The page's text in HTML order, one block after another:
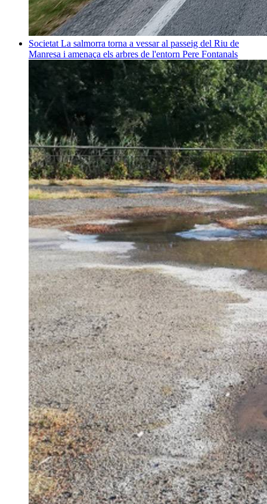
Societat La salmorra torna a vessar al passeig del Riu de
Manresa i amenaça els arbres de l'entorn Pere Fontanals